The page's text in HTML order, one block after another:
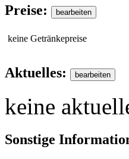
Preise:
keine Getränkepreise
Aktuelles:
keine
Sonstige